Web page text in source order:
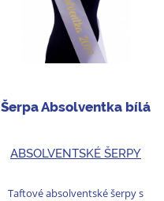
Šerpa Absolventka bílá
ABSOLVENTSKÉ ŠERPY
Taftové absolventské šerpy s